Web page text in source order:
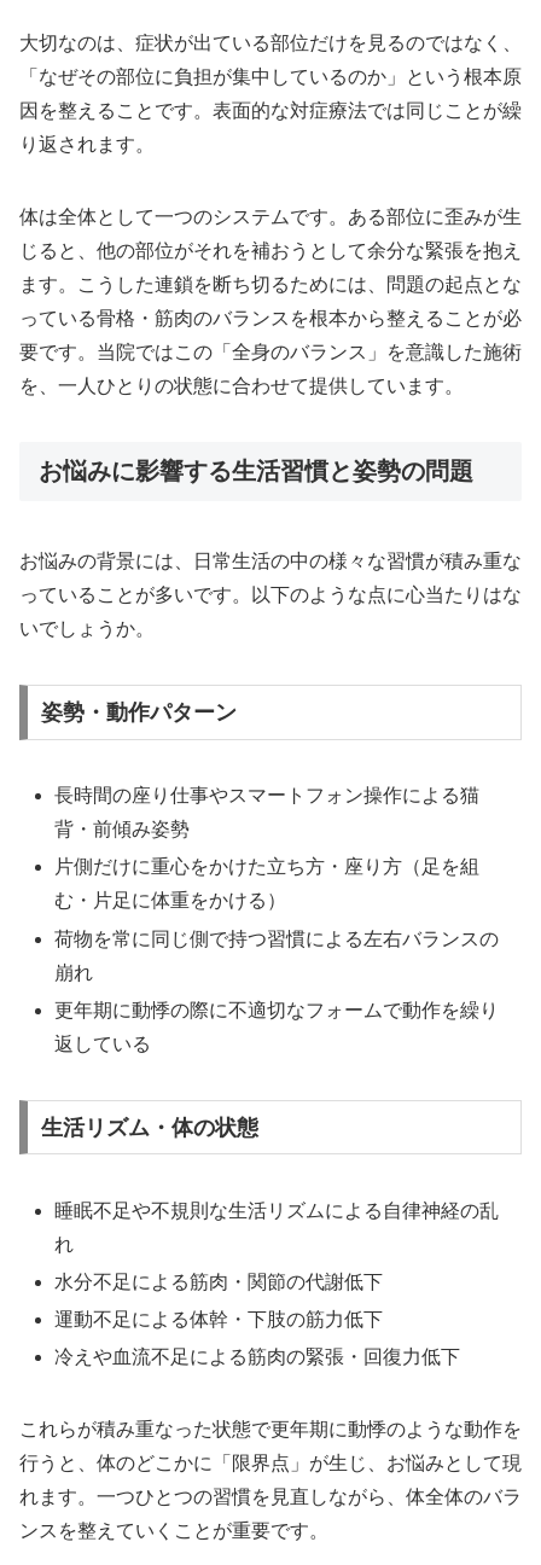
大切なのは、症状が出ている部位だけを見るのではなく、
「なぜその部位に負担が集中しているのか」という根本原
因を整えることです。表面的な対症療法では同じことが繰
り返されます。
体は全体として一つのシステムです。ある部位に歪みが生
じると、他の部位がそれを補おうとして余分な緊張を抱え
ます。こうした連鎖を断ち切るためには、問題の起点とな
っている骨格・筋肉のバランスを根本から整えることが必
要です。当院ではこの「全身のバランス」を意識した施術
を、一人ひとりの状態に合わせて提供しています。
お悩みに影響する生活習慣と姿勢の問題
お悩みの背景には、日常生活の中の様々な習慣が積み重な
っていることが多いです。以下のような点に心当たりはな
いでしょうか。
姿勢・動作パターン
長時間の座り仕事やスマートフォン操作による猫
背・前傾み姿勢
片側だけに重心をかけた立ち方・座り方（足を組
む・片足に体重をかける）
荷物を常に同じ側で持つ習慣による左右バランスの
崩れ
更年期に動悸の際に不適切なフォームで動作を繰り
返している
生活リズム・体の状態
睡眠不足や不規則な生活リズムによる自律神経の乱
れ
水分不足による筋肉・関節の代謝低下
運動不足による体幹・下肢の筋力低下
冷えや血流不足による筋肉の緊張・回復力低下
これらが積み重なった状態で更年期に動悸のような動作を
行うと、体のどこかに「限界点」が生じ、お悩みとして現
れます。一つひとつの習慣を見直しながら、体全体のバラ
ンスを整えていくことが重要です。